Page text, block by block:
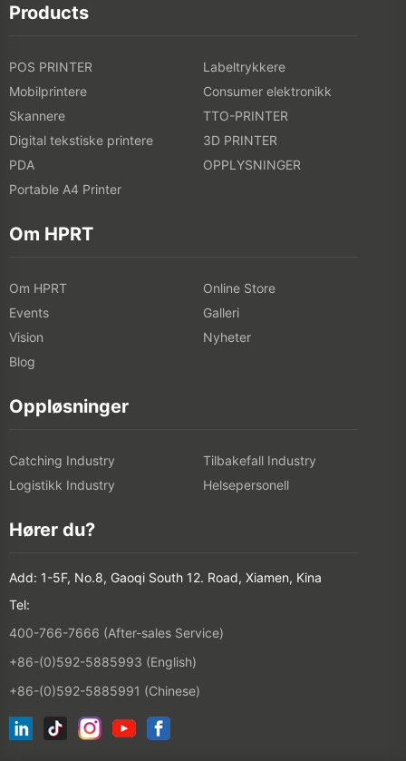
Products
POS PRINTER
Labeltrykkere
Mobilprintere
Consumer elektronikk
Skannere
TTO-PRINTER
Digital tekstiske printere
3D PRINTER
PDA
OPPLYSNINGER
Portable A4 Printer
Om HPRT
Om HPRT
Online Store
Events
Galleri
Vision
Nyheter
Blog
Oppløsninger
Catching Industry
Tilbakefall Industry
Logistikk Industry
Helsepersonell
Hører du?
Add: 1-5F, No.8, Gaoqi South 12. Road, Xiamen, Kina
Tel:
400-766-7666 (After-sales Service)
+86-(0)592-5885993 (English)
+86-(0)592-5885991 (Chinese)